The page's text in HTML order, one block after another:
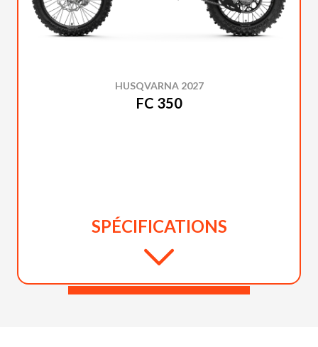
HUSQVARNA 2027
FC 350
SPÉCIFICATIONS